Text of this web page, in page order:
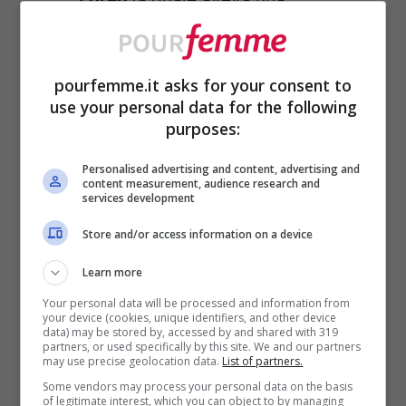
particolare predilezione per
Emanuel Ungaro
cipriata e floreale arricchita da
qualche nota speziata e frizzante;
Lady Diana, invece, amava l’intenso
bouquet floreale
tratta di un profumo sofisticato
– quali mughetto e lillà – muschio
bianco e sandalo;
La cantanteAdele nutre poi un
amore indissolubile per il noto
pourfemme.it asks for your consent to
use your personal data for the following
purposes:
Personalised advertising and content, advertising and
content measurement, audience research and
services development
Store and/or access information on a device
Learn more
Your personal data will be processed and information from
your device (cookies, unique identifiers, and other device
data) may be stored by, accessed by and shared with 319
partners, or used specifically by this site. We and our partners
may use precise geolocation data. List of partners.
Some vendors may process your personal data on the basis
of legitimate interest, which you can object to by managing